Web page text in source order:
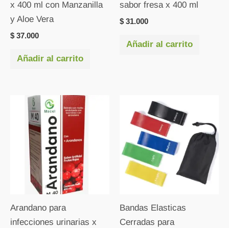
x 400 ml con Manzanilla
y Aloe Vera
$ 37.000
Añadir al carrito
sabor fresa x 400 ml
$ 31.000
Añadir al carrito
Arandano para
infecciones urinarias x
Bandas Elasticas
Cerradas para